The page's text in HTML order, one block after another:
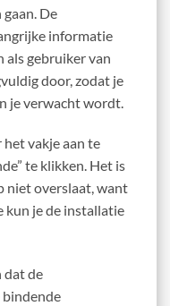
De
informatie
als gebruiker van
door, zodat je
je verwacht wordt.
vakje aan te
te klikken. Het is
niet overslaat, want
kun je de installatie
dat de